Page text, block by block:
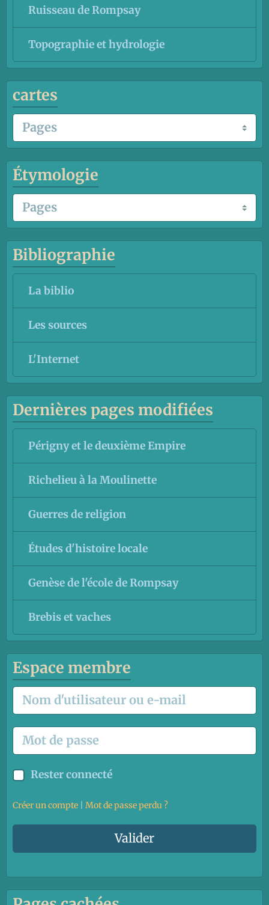
Ruisseau de Rompsay
Topographie et hydrologie
cartes
Étymologie
Bibliographie
La biblio
Les sources
L'Internet
Dernières pages modifiées
Périgny et le deuxième Empire
Richelieu à la Moulinette
Guerres de religion
Études d'histoire locale
Genèse de l'école de Rompsay
Brebis et vaches
Espace membre
Rester connecté
Créer un compte Mot de passe perdu ?
Valider